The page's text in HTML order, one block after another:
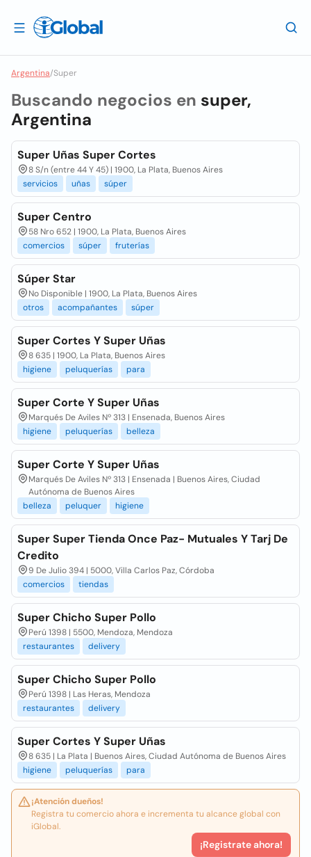
Argentina/Super
Buscando negocios en super,
Argentina
Super Uñas Super Cortes
8 S/n (entre 44 Y 45) | 1900, La Plata, Buenos Aires
servicios
uñas súper
Super Centro
58 Nro 652 | 1900, La Plata, Buenos Aires
comercios
súper fruterías
Súper Star
No Disponible | 1900, La Plata, Buenos Aires
otros
acompañantes súper
Super Cortes Y Super Uñas
8 635 | 1900, La Plata, Buenos Aires
higiene
peluquerías para
Super Corte Y Super Uñas
Marqués De Aviles Nº 313 | Ensenada, Buenos Aires
higiene
peluquerías belleza
Super Corte Y Super Uñas
Marqués De Aviles Nº 313 | Ensenada | Buenos Aires, Ciudad
Autónoma de Buenos Aires
belleza
peluquer higiene
Super Super Tienda Once Paz- Mutuales Y Tarj De
Credito
9 De Julio 394 | 5000, Villa Carlos Paz, Córdoba
comercios
tiendas
Super Chicho Super Pollo
Perú 1398 | 5500, Mendoza, Mendoza
restaurantes
delivery
Super Chicho Super Pollo
Perú 1398 | Las Heras, Mendoza
restaurantes
delivery
Super Cortes Y Super Uñas
8 635 | La Plata | Buenos Aires, Ciudad Autónoma de Buenos Aires
higiene
peluquerías para
¡Atención dueños!
Registra tu comercio ahora e incrementa tu alcance global con
iGlobal.
¡Registrate ahora!